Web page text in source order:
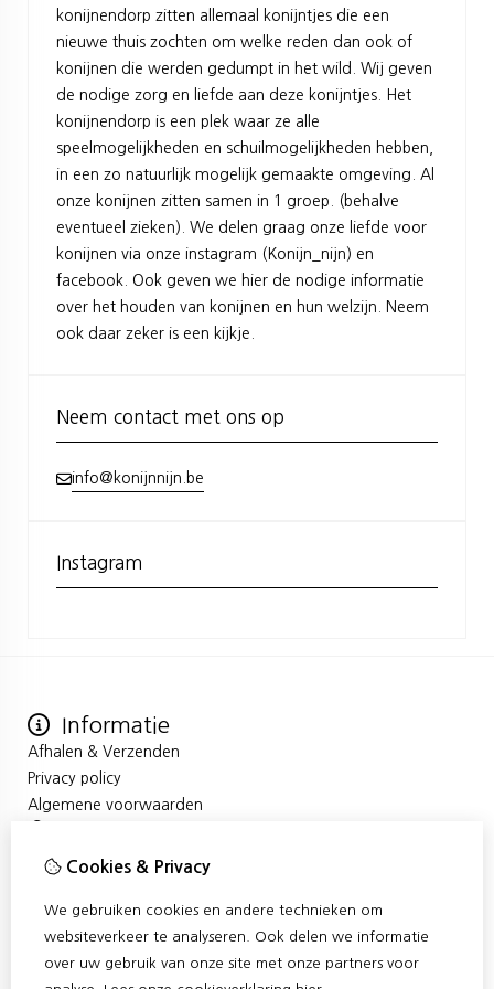
konijnendorp zitten allemaal konijntjes die een
nieuwe thuis zochten om welke reden dan ook of
konijnen die werden gedumpt in het wild. Wij geven
de nodige zorg en liefde aan deze konijntjes. Het
konijnendorp is een plek waar ze alle
speelmogelijkheden en schuilmogelijkheden hebben,
in een zo natuurlijk mogelijk gemaakte omgeving. Al
onze konijnen zitten samen in 1 groep. (behalve
eventueel zieken). We delen graag onze liefde voor
konijnen via onze instagram (Konijn_nijn) en
facebook. Ook geven we hier de nodige informatie
over het houden van konijnen en hun welzijn. Neem
ook daar zeker is een kijkje.
Neem contact met ons op
info@konijnnijn.be
Instagram
Informatie
Afhalen & Verzenden
Privacy policy
Algemene voorwaarden
Inloggen
Verlanglijst
Klantenservice
Contact
Cookies & Privacy
We gebruiken cookies en andere technieken om
websiteverkeer te analyseren. Ook delen we informatie
over uw gebruik van onze site met onze partners voor